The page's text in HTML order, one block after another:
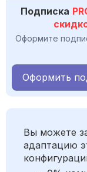
Подписка
Оформите
Оформить
Вы можете
адаптацию